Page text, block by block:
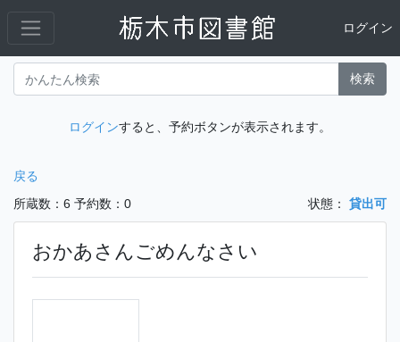
ログイン
検索
ログインすると、予約ボタンが表示されます。
戻る
所蔵数：6 予約数：0 状態： 貸出可
おかあさんごめんなさい